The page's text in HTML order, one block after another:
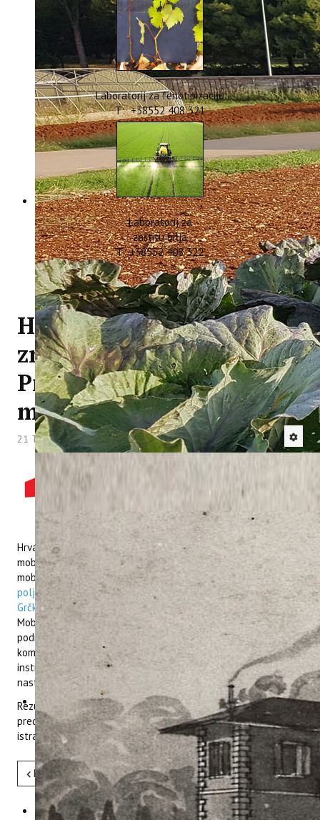
Laboratorij za fenotipizaciju
T: +38552 408 321
Laboratorij za
zaštitu bilja
T: +38552 408 322
Hrvatska zaklada za
znanost i MOBDOK
Projekti – Ivan Dlačić
mag. ing. agr.
21 Travanj 2026 Hitova: 285
mag. ing. agr., po povratku s
HRZZ projekta odlazne
mobilnosti asistenata
(MOBDOK-2023), dao intervju
Hrvatskoj zakladi za znanost. U okviru projekta Odlazna
mobilnost asistenata, Ivan Dlačić proveo je istraživačku
mobilnost na Institutu za tlo i vodne resurse Helenske
poljoprivredne organizacije „DEMETER” u Thermi (Solun),
Grčka, u razdoblju od 30. kolovoza 2025. do 1. ožujka 2026.
Mobilnost se nadovezala na njegovo doktorsko istraživanje iz
područja održivog maslinarstva i primjene biostimulatora u
komercijalnom nasadu masline sorte ‘Chalkidiki’. Mentor na
instituciji domaćinu bio je dr. Theocharis Chatzistathis. U
nastavku na poveznici pročitajte navedeni
INTERVJU
Rezultati koje je asistent Ivan Dlačić ostvario svojim radom
predstavljaju vrijedan doprinos razumijevanju zanimljivih
istraživanja koja su dio njegove buduće doktorske disertacije.
Pret Sljedeće